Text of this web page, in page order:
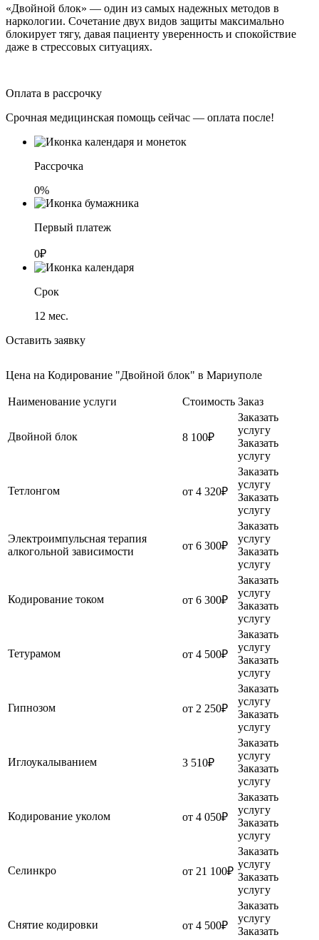
«Двойной блок» — один из самых надежных методов в
наркологии. Сочетание двух видов защиты максимально
блокирует тягу, давая пациенту уверенность и спокойствие
даже в стрессовых ситуациях.
Оплата в рассрочку
Срочная медицинская помощь сейчас — оплата после!
Рассрочка
0%
Первый платеж
0₽
Срок
12 мес.
Оставить заявку
Цена на Кодирование "Двойной блок" в Мариуполе
Наименование услуги Стоимость Заказ
Двойной блок 8 100₽
Заказать
услугу
Заказать
услугу
Тетлонгом от 4 320₽
Заказать
услугу
Заказать
услугу
Электроимпульсная терапия
алкогольной зависимости
от 6 300₽
Заказать
услугу
Заказать
услугу
Кодирование током от 6 300₽
Заказать
услугу
Заказать
услугу
Тетурамом от 4 500₽
Заказать
услугу
Заказать
услугу
Гипнозом от 2 250₽
Заказать
услугу
Заказать
услугу
Иглоукалыванием 3 510₽
Заказать
услугу
Заказать
услугу
Кодирование уколом от 4 050₽
Заказать
услугу
Заказать
услугу
Селинкро от 21 100₽
Заказать
услугу
Заказать
услугу
Снятие кодировки от 4 500₽
Заказать
услугу
Заказать